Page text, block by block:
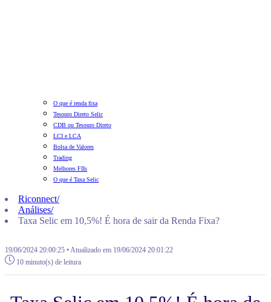
O que é renda fixa
Tesouro Direto Selic
CDB ou Tesouro Direto
LCI e LCA
Bolsa de Valores
Trading
Melhores FIIs
O que é Taxa Selic
Riconnect/
Análises/
Taxa Selic em 10,5%! É hora de sair da Renda Fixa?
19/06/2024 20:00:25 • Atualizado em 19/06/2024 20:01:22
10 minuto(s) de leitura